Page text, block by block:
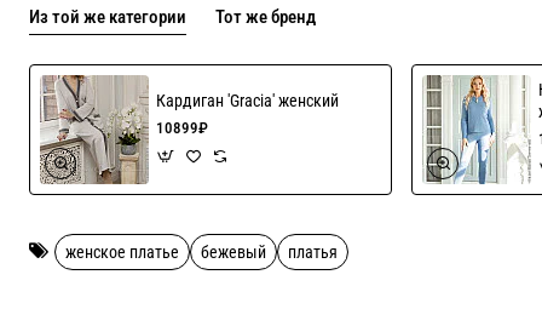
Основа платья 50% шерсть+50% акрил
Ремень как на фото продается отдельно, цена 1000 рублей!
Из той же категории Тот же бренд
Кардиган 'Gracia' женский
10899₽
женское платье бежевый платья